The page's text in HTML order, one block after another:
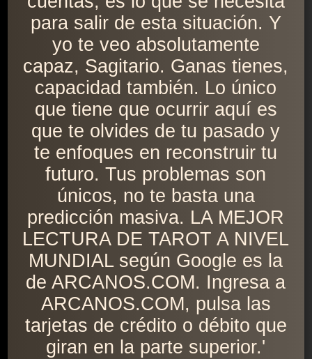
para salir de esta situación. Y
yo te veo absolutamente
capaz, Sagitario. Ganas tienes,
capacidad también. Lo único
que tiene que ocurrir aquí es
que te olvides de tu pasado y
te enfoques en reconstruir tu
futuro. Tus problemas son
únicos, no te basta una
predicción masiva. LA MEJOR
LECTURA DE TAROT A NIVEL
MUNDIAL según Google es la
de ARCANOS.COM. Ingresa a
ARCANOS.COM, pulsa las
tarjetas de crédito o débito que
giran en la parte superior.'